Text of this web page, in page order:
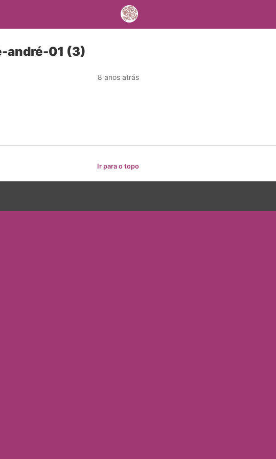
andré-01 (3)
8 anos atrás
Ir para o topo